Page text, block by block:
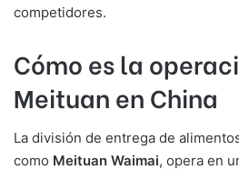
competidores.
Cómo es la
Meituan en China
La división de entrega de
como Meituan Waimai, opera en